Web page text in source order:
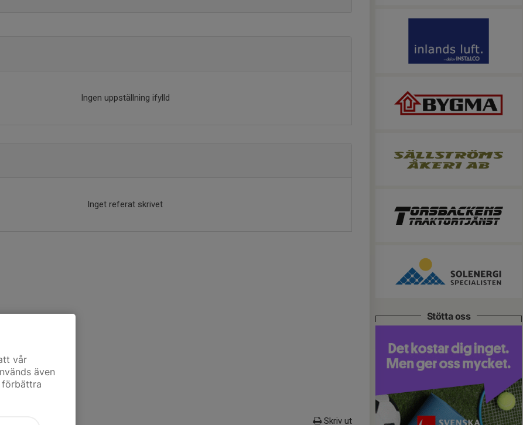
Ingen uppställning ifylld
Inget referat skrivet
Skriv ut
Stötta oss
vår
även